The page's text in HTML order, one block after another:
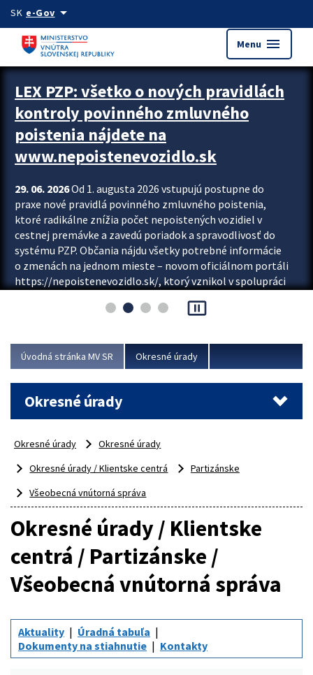
Preskocit na hlavný obsah
SK e-Govarrow_drop_down
Menu menu
Zastavit automatický posun upútavok
LEX PZP: všetko o nových pravidlách
kontroly povinného zmluvného
poistenia nájdete na
www.nepoistenevozidlo.sk
29. 06. 2026Od 1. augusta 2026 vstupujú postupne do
praxe nové pravidlá povinného zmluvného poistenia,
ktoré radikálne znížia počet nepoistených vozidiel v
cestnej premávke a zavedú poriadok a spravodlivosť do
systému PZP. Občania nájdu všetky potrebné informácie
o zmenách na jednom mieste – novom oficiálnom portáli
https://nepoistenevozidlo.sk/, ktorý vznikol v spolupráci
asociácie poisťovní (SLASPO) a Ministerstva vnútra SR.
Viac
pause_presentation
Úvodná stránka MV SR Okresné úrady
Okresné úrady
Okresné úrady
Okresné úrady
Okresné úrady / Klientske centrá
Partizánske
Všeobecná vnútorná správa
Okresné úrady / Klientske
centrá / Partizánske /
Všeobecná vnútorná správa
Aktuality
Úradná tabuľa
Dokumenty na stiahnutie
Kontakty